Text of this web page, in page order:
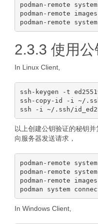
podman-remote
podman-remote images
2.3.3 使用
In Linux Client,
ssh-keygen -t
ssh-copy-id -i ~/.ssh/
以上创建公钥验证的秘钥
向服务器发送请求，
podman-remote
podman-remote
podman-remote images
In Windows Client,